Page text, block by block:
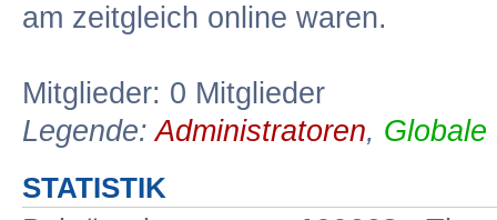
am zeitgleich online waren.
Mitglieder: 0 Mitglieder
Legende:Administratoren, Globale
STATISTIK